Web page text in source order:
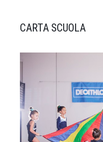
CARTA SCUOLA